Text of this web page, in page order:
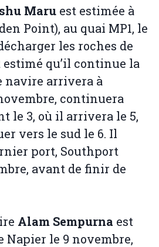
Maru est estimée à
Point), au quai MP1, le
les roches de
qu’il continue la
navire arrivera à
continuera
le 3, où il arrivera le 5,
vers le sud le 6. Il
port, Southport
avant de finir de
Alam Sempurna est
Napier le 9 novembre,